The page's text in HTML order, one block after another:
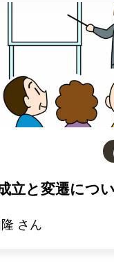
立と変遷につ
さん